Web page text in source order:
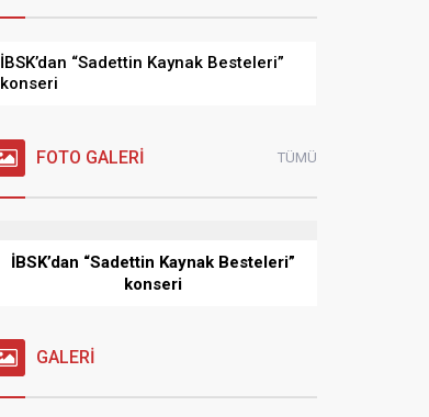
İBSK’dan “Sadettin Kaynak Besteleri”
konseri
FOTO GALERİ TÜMÜ
İBSK’dan “Sadettin Kaynak Besteleri”
konseri
GALERİ